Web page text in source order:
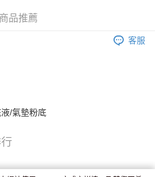
4個工作天到店，7天內取。逾期後
商品推薦
客服
/氣墊粉底